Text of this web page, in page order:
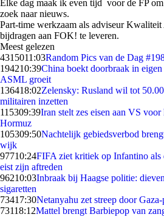
Elke dag maak ik even tijd voor de FP
zoek naar nieuws.
Part-time werkzaam als adviseur
bijdragen aan FOK! te leveren.
Meest gelezen
4315011:03Random Pics van de Dag
194210:39China boekt doorbraak in
ASML groeit
136418:02Zelensky: Rusland wil tot
militairen inzetten
115309:39Iran stelt zes eisen aan VS
Hormuz
105309:50Nachtelijk gebiedsverbod
wijk
97710:24FIFA ziet kritiek op Infantino als
eist zijn aftreden
96210:03Inbraak bij Haagse politie:
sigaretten
73417:30Netanyahu zet streep door
73118:12Mattel brengt Barbiepop van